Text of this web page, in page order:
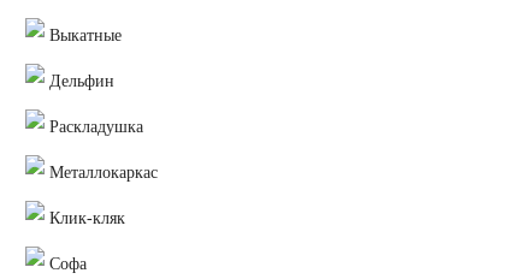
Выкатные
Дельфин
Раскладушка
Металлокаркас
Клик-кляк
Софа